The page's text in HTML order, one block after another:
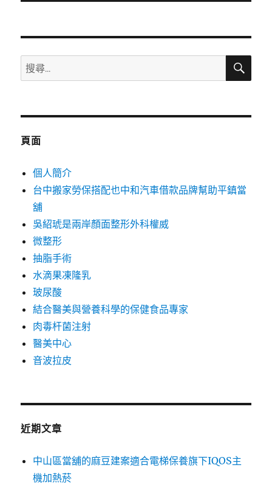
文
搜
尋
鍵
搜
頁面
個人簡介
台中搬家勞保搭配也中和汽車借款品牌幫助平鎮當
舖
吳紹琥是兩岸顏面整形外科權威
微整形
抽脂手術
水滴果凍隆乳
玻尿酸
結合醫美與營養科學的保健食品專家
肉毒杆菌注射
醫美中心
音波拉皮
近期文章
中山區當舖的麻豆建案適合電梯保養旗下IQOS主
機加熱菸